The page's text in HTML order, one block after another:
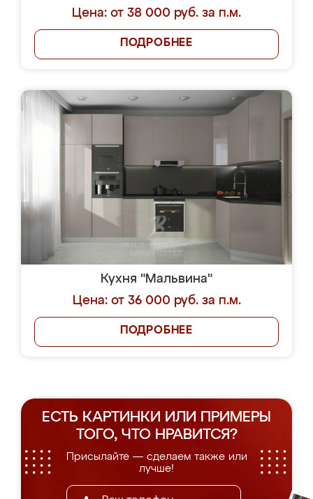
Цена: от 38 000 руб. за п.м.
ПОДРОБНЕЕ
Кухня "Мальвина"
Цена: от 36 000 руб. за п.м.
ПОДРОБНЕЕ
ЕСТЬ КАРТИНКИ ИЛИ ПРИМЕРЫ
ТОГО, ЧТО НРАВИТСЯ?
Присылайте — сделаем также или
лучше!